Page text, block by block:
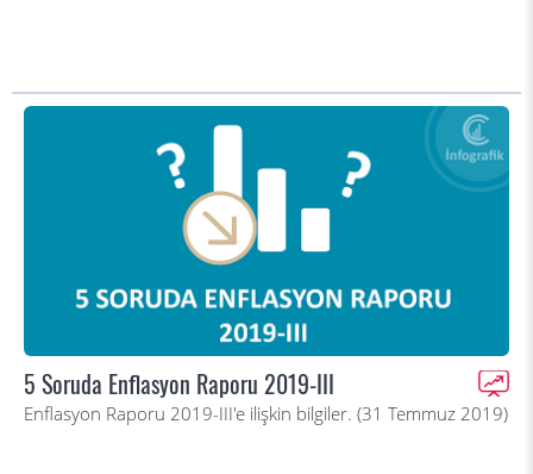
5 Soruda Enflasyon Raporu 2019-III
Enflasyon Raporu 2019-III'e ilişkin bilgiler. (31 Temmuz 2019)